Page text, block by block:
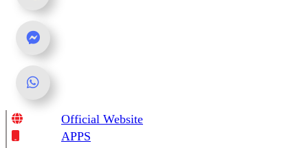
Online News Portal
Official Website
APPS